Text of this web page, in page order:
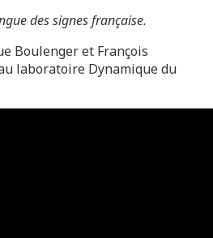
des signes française.
Boulenger et François
laboratoire Dynamique du